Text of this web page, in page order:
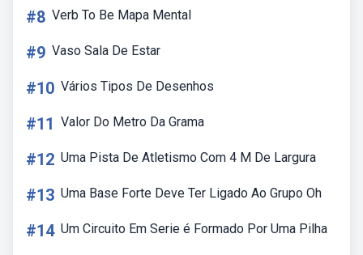
#8 Verb To Be Mapa Mental
#9 Vaso Sala De Estar
#10 Vários Tipos De Desenhos
#11 Valor Do Metro Da Grama
#12 Uma Pista De Atletismo Com 4 M De Largura
#13 Uma Base Forte Deve Ter Ligado Ao Grupo Oh
#14 Um Circuito Em Serie é Formado Por Uma Pilha